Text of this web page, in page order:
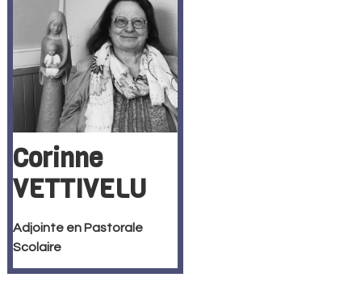
Corinne
VETTIVELU
Adjointe en Pastorale
Scolaire